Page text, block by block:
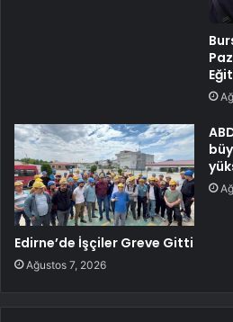
Edirne’de İşçiler Greve Gitti
Ağustos 7, 2026